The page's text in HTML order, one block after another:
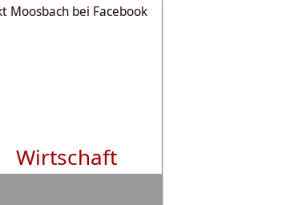
Wirtschaft